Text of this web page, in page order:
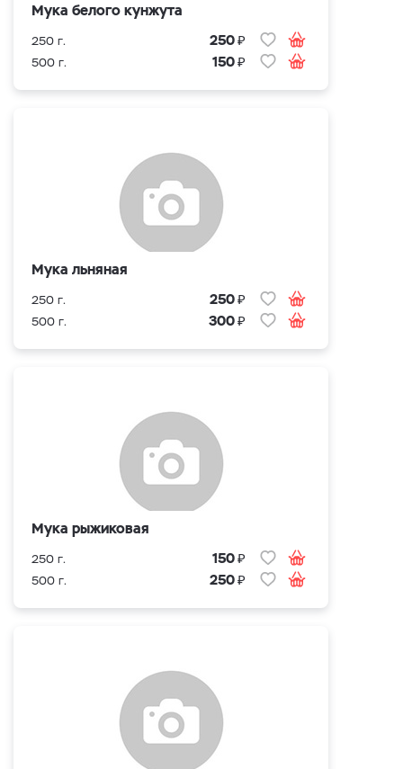
Мука белого кунжута
250 г. 250₽
500 г. 150₽
Мука льняная
250 г. 250₽
500 г. 300₽
Мука рыжиковая
250 г. 150₽
500 г. 250₽